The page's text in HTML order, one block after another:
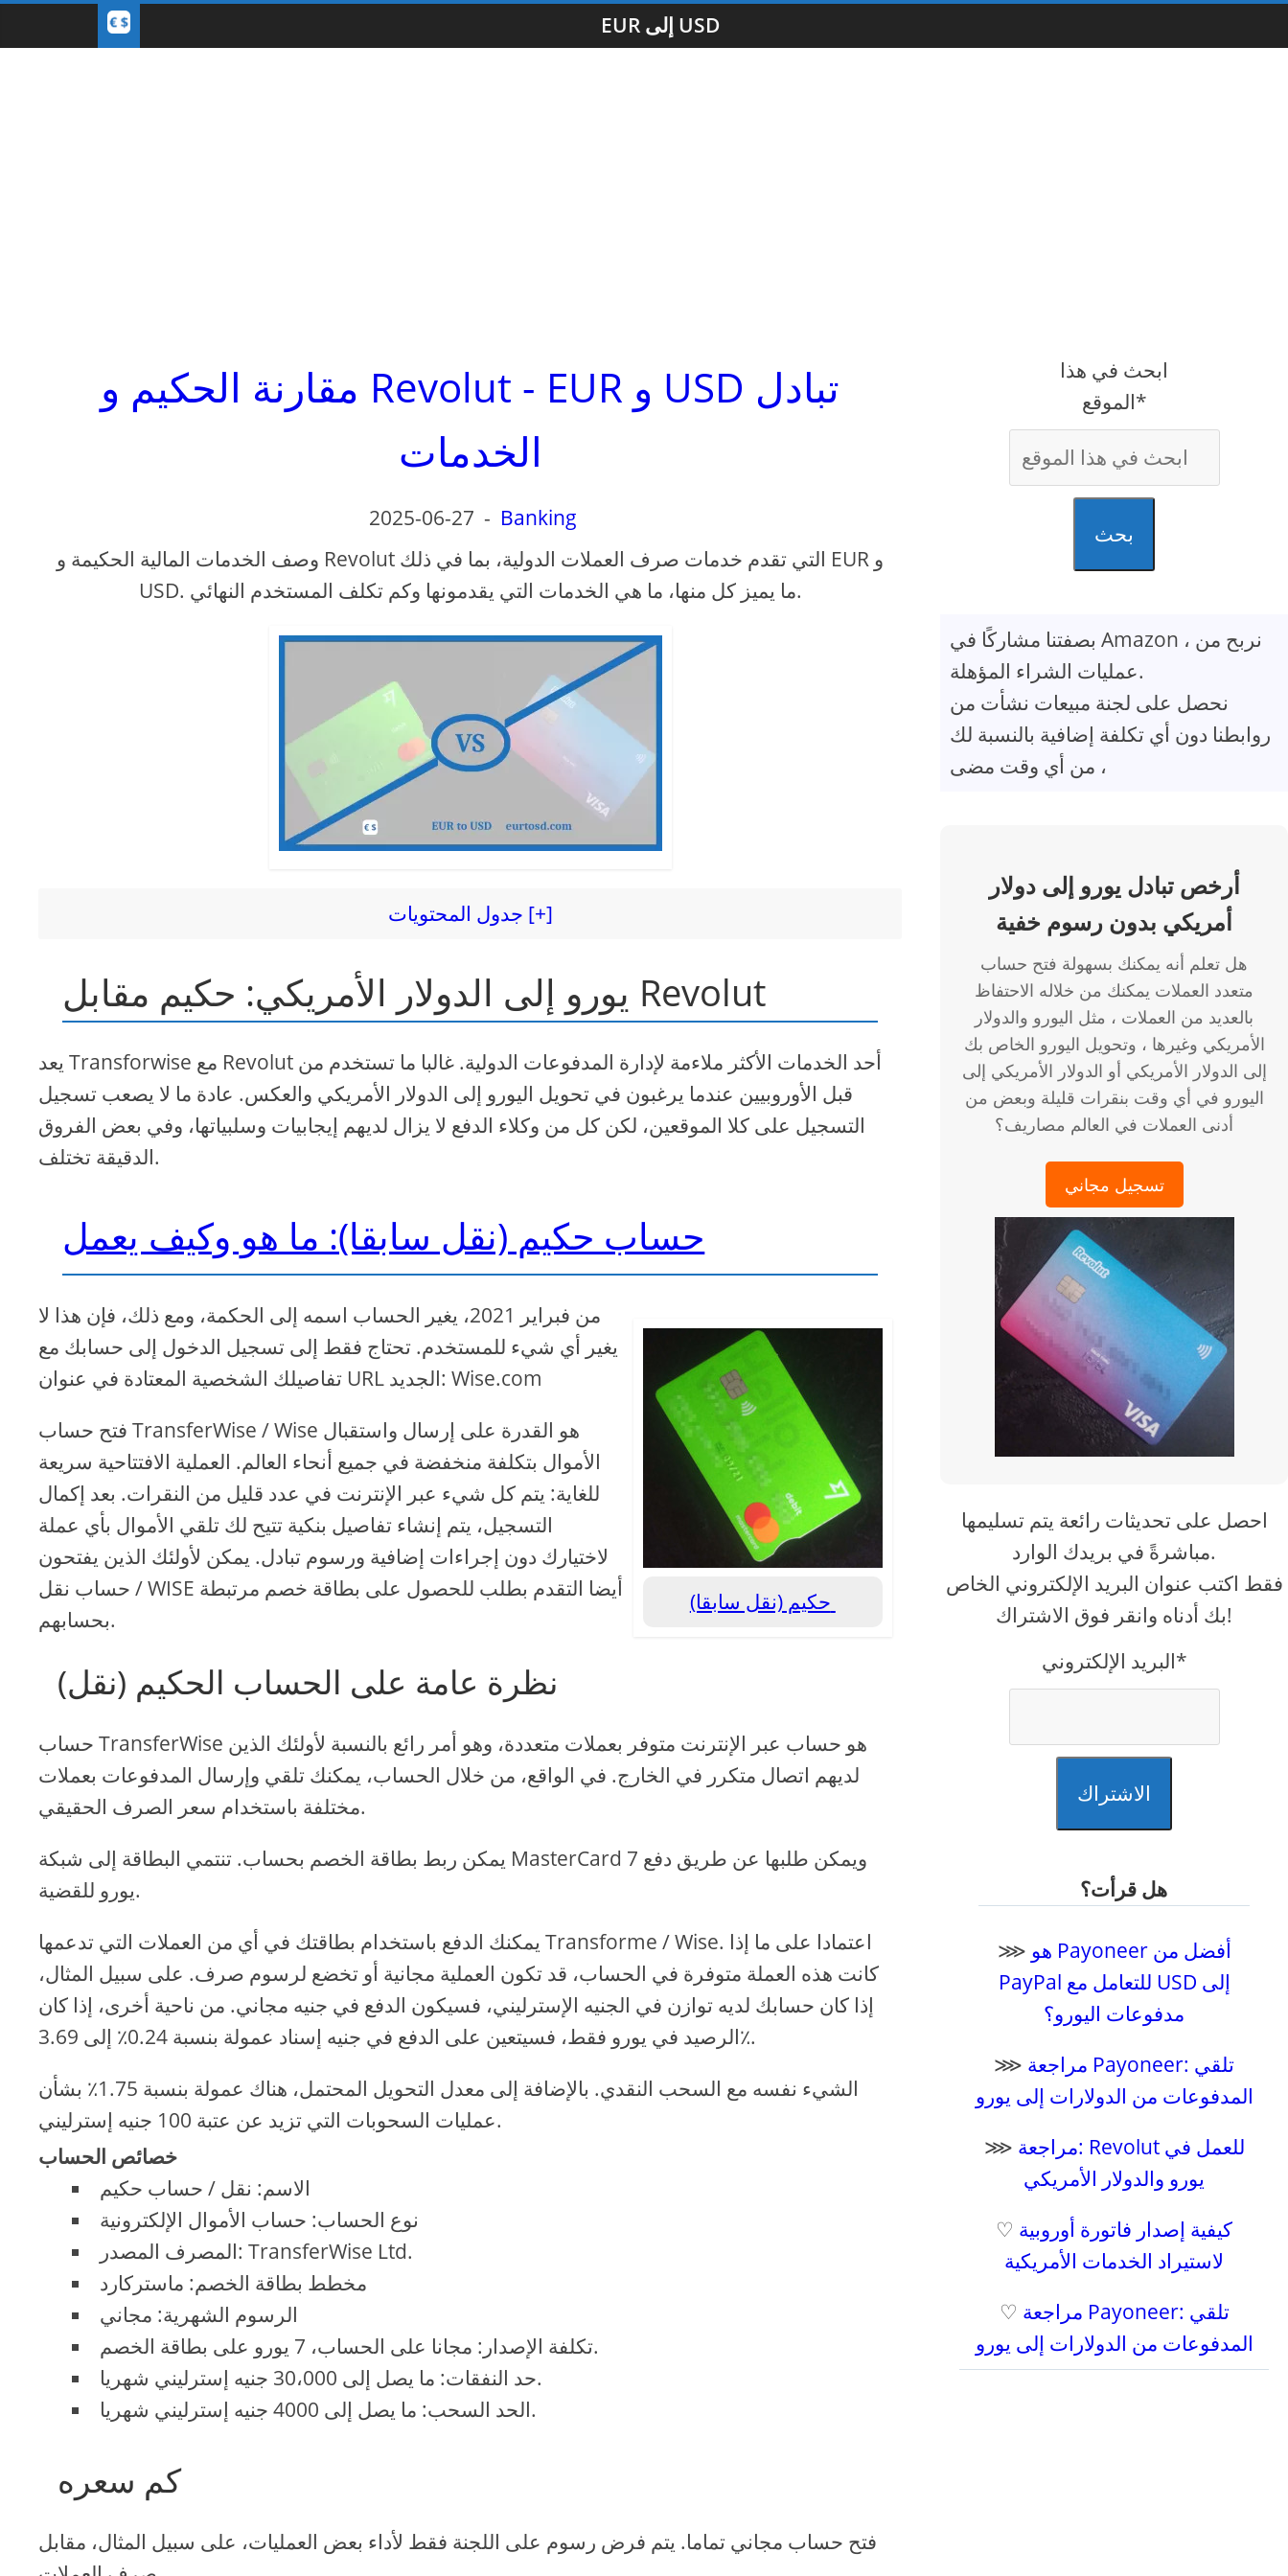
EUR إلى USD
مقارنة الحكيم و Revolut - EUR و USD تبادل
الخدمات
2025-06-27 - Banking
وصف الخدمات المالية الحكيمة و Revolut التي تقدم خدمات صرف العملات الدولية، بما في ذلك EUR و
USD. ما يميز كل منها، ما هي الخدمات التي يقدمونها وكم تكلف المستخدم النهائي.
جدول المحتويات [+]
يورو إلى الدولار الأمريكي: حكيم مقابل Revolut
يعد Transforwise مع Revolut أحد الخدمات الأكثر ملاءمة لإدارة المدفوعات الدولية. غالبا ما تستخدم من
قبل الأوروبيين عندما يرغبون في تحويل اليورو إلى الدولار الأمريكي والعكس. عادة ما لا يصعب تسجيل
التسجيل على كلا الموقعين، لكن كل من وكلاء الدفع لا يزال لديهم إيجابيات وسلبياتها، وفي بعض الفروق
الدقيقة تختلف.
حساب حكيم (نقل سابقا): ما هو وكيف يعمل
من فبراير 2021، يغير الحساب اسمه إلى الحكمة، ومع ذلك، فإن هذا لا
يغير أي شيء للمستخدم. تحتاج فقط إلى تسجيل الدخول إلى حسابك مع
تفاصيلك الشخصية المعتادة في عنوان URL الجديد: Wise.com
فتح حساب TransferWise / Wise هو القدرة على إرسال واستقبال
الأموال بتكلفة منخفضة في جميع أنحاء العالم. العملية الافتتاحية سريعة
للغاية: يتم كل شيء عبر الإنترنت في عدد قليل من النقرات. بعد إكمال
التسجيل، يتم إنشاء تفاصيل بنكية تتيح لك تلقي الأموال بأي عملة
لاختيارك دون إجراءات إضافية ورسوم تبادل. يمكن لأولئك الذين يفتحون
حساب نقل / WISE أيضا التقدم بطلب للحصول على بطاقة خصم مرتبطة
بحسابهم.
نظرة عامة على الحساب الحكيم (نقل)
حساب TransferWise هو حساب عبر الإنترنت متوفر بعملات متعددة، وهو أمر رائع بالنسبة لأولئك الذين
لديهم اتصال متكرر في الخارج. في الواقع، من خلال الحساب، يمكنك تلقي وإرسال المدفوعات بعملات
مختلفة باستخدام سعر الصرف الحقيقي.
يمكن ربط بطاقة الخصم بحساب. تنتمي البطاقة إلى شبكة MasterCard ويمكن طلبها عن طريق دفع 7
يورو للقضية.
يمكنك الدفع باستخدام بطاقتك في أي من العملات التي تدعمها Transforme / Wise. اعتمادا على ما إذا
كانت هذه العملة متوفرة في الحساب، قد تكون العملية مجانية أو تخضع لرسوم صرف. على سبيل المثال،
إذا كان حسابك لديه توازن في الجنيه الإسترليني، فسيكون الدفع في جنيه مجاني. من ناحية أخرى، إذا كان
الرصيد في يورو فقط، فسيتعين على الدفع في جنيه إسناد عمولة بنسبة 0.24٪ إلى 3.69٪.
الشيء نفسه مع السحب النقدي. بالإضافة إلى معدل التحويل المحتمل، هناك عمولة بنسبة 1.75٪ بشأن
عمليات السحوبات التي تزيد عن عتبة 100 جنيه إسترليني.
خصائص الحساب
الاسم: نقل / حساب حكيم
نوع الحساب: حساب الأموال الإلكترونية
المصرف المصدر: TransferWise Ltd.
مخطط بطاقة الخصم: ماستركارد
الرسوم الشهرية: مجاني
تكلفة الإصدار: مجانا على الحساب، 7 يورو على بطاقة الخصم.
حد النفقات: ما يصل إلى 30،000 جنيه إسترليني شهريا.
الحد السحب: ما يصل إلى 4000 جنيه إسترليني شهريا.
كم سعره
فتح حساب مجاني تماما. يتم فرض رسوم على اللجنة فقط لأداء بعض العمليات، على سبيل المثال، مقابل
ابحث في هذا
الموقع*
بحث
بصفتنا مشاركًا في Amazon ، نربح من
عمليات الشراء المؤهلة.
نحصل على لجنة مبيعات نشأت من
روابطنا دون أي تكلفة إضافية بالنسبة لك
، من أي وقت مضى
أرخص تبادل يورو إلى دولار
أمريكي بدون رسوم خفية
هل تعلم أنه يمكنك بسهولة فتح حساب
متعدد العملات يمكنك من خلاله الاحتفاظ
بالعديد من العملات ، مثل اليورو والدولار
الأمريكي وغيرها ، وتحويل اليورو الخاص بك
إلى الدولار الأمريكي أو الدولار الأمريكي إلى
اليورو في أي وقت بنقرات قليلة وبعض من
أدنى العملات في العالم مصاريف؟
تسجيل مجاني
احصل على تحديثات رائعة يتم تسليمها
مباشرةً في بريدك الوارد.
فقط اكتب عنوان البريد الإلكتروني الخاص
بك أدناه وانقر فوق الاشتراك!
البريد الإلكتروني*
الاشتراك
هل قرأت؟
⋙ هو Payoneer أفضل من
PayPal للتعامل مع USD إلى
مدفوعات اليورو؟
⋙ مراجعة Payoneer: تلقي
المدفوعات من الدولارات إلى يورو
⋙ مراجعة: Revolut للعمل في
يورو والدولار الأمريكي
♡ كيفية إصدار فاتورة أوروبية
لاستيراد الخدمات الأمريكية
♡ مراجعة Payoneer: تلقي
المدفوعات من الدولارات إلى يورو